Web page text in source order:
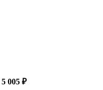
5 005 ₽